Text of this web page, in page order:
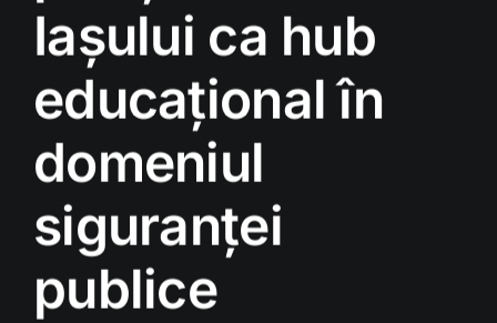
Iașului ca hub
educațional în
domeniul
siguranței
publice